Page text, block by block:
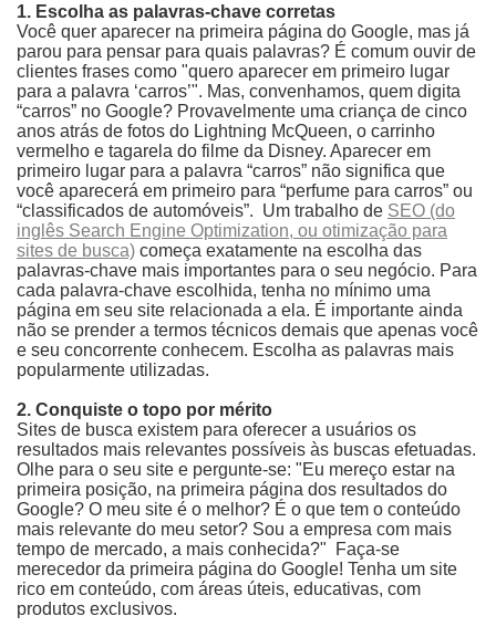
1. Escolha as palavras-chave corretas
Você quer aparecer na primeira página do Google, mas já
parou para pensar para quais palavras? É comum ouvir de
clientes frases como "quero aparecer em primeiro lugar
para a palavra ‘carros’". Mas, convenhamos, quem digita
“carros” no Google? Provavelmente uma criança de cinco
anos atrás de fotos do Lightning McQueen, o carrinho
vermelho e tagarela do filme da Disney. Aparecer em
primeiro lugar para a palavra “carros” não significa que
você aparecerá em primeiro para “perfume para carros” ou
“classificados de automóveis”. Um trabalho de SEO (do
inglês Search Engine Optimization, ou otimização para
sites de busca) começa exatamente na escolha das
palavras-chave mais importantes para o seu negócio. Para
cada palavra-chave escolhida, tenha no mínimo uma
página em seu site relacionada a ela. É importante ainda
não se prender a termos técnicos demais que apenas você
e seu concorrente conhecem. Escolha as palavras mais
popularmente utilizadas.
2. Conquiste o topo por mérito
Sites de busca existem para oferecer a usuários os
resultados mais relevantes possíveis às buscas efetuadas.
Olhe para o seu site e pergunte-se: "Eu mereço estar na
primeira posição, na primeira página dos resultados do
Google? O meu site é o melhor? É o que tem o conteúdo
mais relevante do meu setor? Sou a empresa com mais
tempo de mercado, a mais conhecida?" Faça-se
merecedor da primeira página do Google! Tenha um site
rico em conteúdo, com áreas úteis, educativas, com
produtos exclusivos.